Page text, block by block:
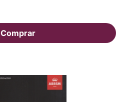
Comprar